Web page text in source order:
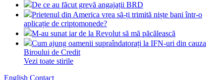
De ce au făcut grevă angajații BRD
Prietenul din America vrea să-ți trimită niște bani într-o
aplicație de criptomonede?
M-au sunat iar de la Revolut să mă păcălească
Cum ajung oamenii supraîndatorați la IFN-uri din cauza
Biroului de Credit
Vezi toate stirile
English Contact